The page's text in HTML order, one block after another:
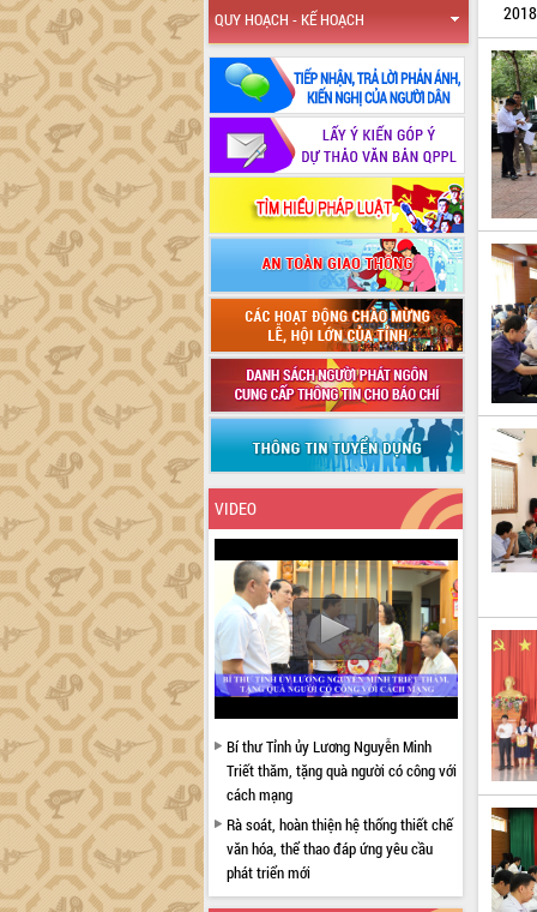
QUY HOẠCH - KẾ HOẠCH
VIDEO
Bí thư Tỉnh ủy Lương Nguyễn Minh
Triết thăm, tặng quà người có công với
cách mạng
Rà soát, hoàn thiện hệ thống thiết chế
văn hóa, thể thao đáp ứng yêu cầu
phát triển mới
Thường trực HĐND tỉnh Đắk Lắk gặp